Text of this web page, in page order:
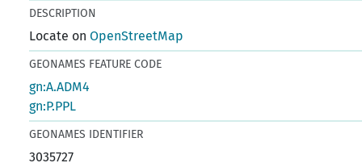
DESCRIPTION
Locate onOpenStreetMap
GEONAMES FEATURE CODE
gn:A.ADM4
gn:P.PPL
GEONAMES IDENTIFIER
3035727